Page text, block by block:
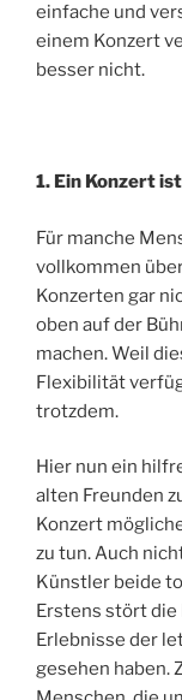
einfache und
einem Konzert
besser nicht.
1. Ein Konzert
Für manche
vollkommen
Konzerten gar
oben auf der
machen. Weil
Flexibilität
trotzdem.
Hier nun ein
alten Freunden
Konzert
zu tun. Auch
Künstler beide
Erstens stört
Erlebnisse der
gesehen haben.